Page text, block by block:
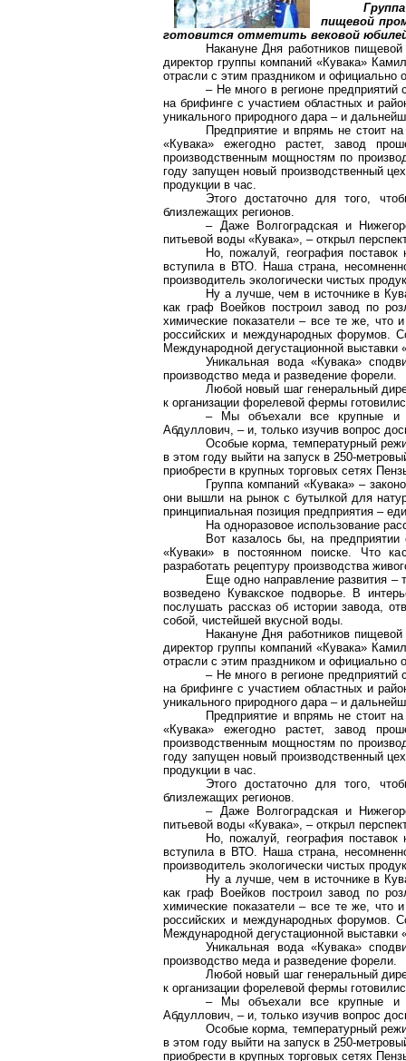
пищевой
готовится отметить вековой
Накануне Дня работников
директор группы компаний «Кувака»
отрасли с этим праздником и официально
– Не много в регионе
на брифинге с участием областных и
уникального природного дара – и
Предприятие и впрямь не стоит
«Кувака» ежегодно растет, завод
производственным мощностям по
году запущен новый производственный
продукции в час.
Этого достаточно для того,
близлежащих регионов.
– Даже Волгоградская и
питьевой воды «Кувака», – открыл
Но, пожалуй, география
вступила в ВТО. Наша страна,
производитель экологически чистых
Ну а лучше, чем в источнике в
как граф Воейков построил завод по
химические показатели – все те же, что
российских и международных форумов.
Международной дегустационной выставки
Уникальная вода «Кувака»
производство меда и разведение форели.
Любой новый шаг генеральный
к организации форелевой фермы
– Мы объехали все крупные и
Абдуллович, – и, только изучив вопрос
Особые корма, температурный
в этом году выйти на запуск в 250-
приобрести в крупных торговых сетях
Группа компаний «Кувака» –
они вышли на рынок с бутылкой для
принципиальная позиция предприятия –
На одноразовое использование
Вот казалось бы, на
«Куваки» в постоянном поиске. Что
разработать рецептуру производства
Еще одно направление развития
возведено Кувакское подворье. В
послушать рассказ об истории завода,
собой, чистейшей вкусной воды.
Накануне Дня работников
директор группы компаний «Кувака»
отрасли с этим праздником и официально
– Не много в регионе
на брифинге с участием областных и
уникального природного дара – и
Предприятие и впрямь не стоит
«Кувака» ежегодно растет, завод
производственным мощностям по
году запущен новый производственный
продукции в час.
Этого достаточно для того,
близлежащих регионов.
– Даже Волгоградская и
питьевой воды «Кувака», – открыл
Но, пожалуй, география
вступила в ВТО. Наша страна,
производитель экологически чистых
Ну а лучше, чем в источнике в
как граф Воейков построил завод по
химические показатели – все те же, что
российских и международных форумов.
Международной дегустационной выставки
Уникальная вода «Кувака»
производство меда и разведение форели.
Любой новый шаг генеральный
к организации форелевой фермы
– Мы объехали все крупные и
Абдуллович, – и, только изучив вопрос
Особые корма, температурный
в этом году выйти на запуск в 250-
приобрести в крупных торговых сетях